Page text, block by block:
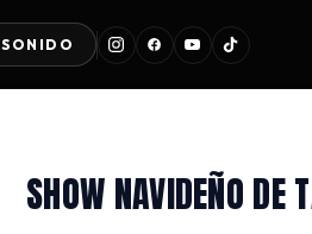
SONIDO
SHOW NAVIDEÑO DE